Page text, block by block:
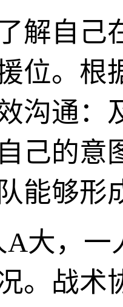
解自己
位。根
沟通：
己的意
能够形
A大，
。战术